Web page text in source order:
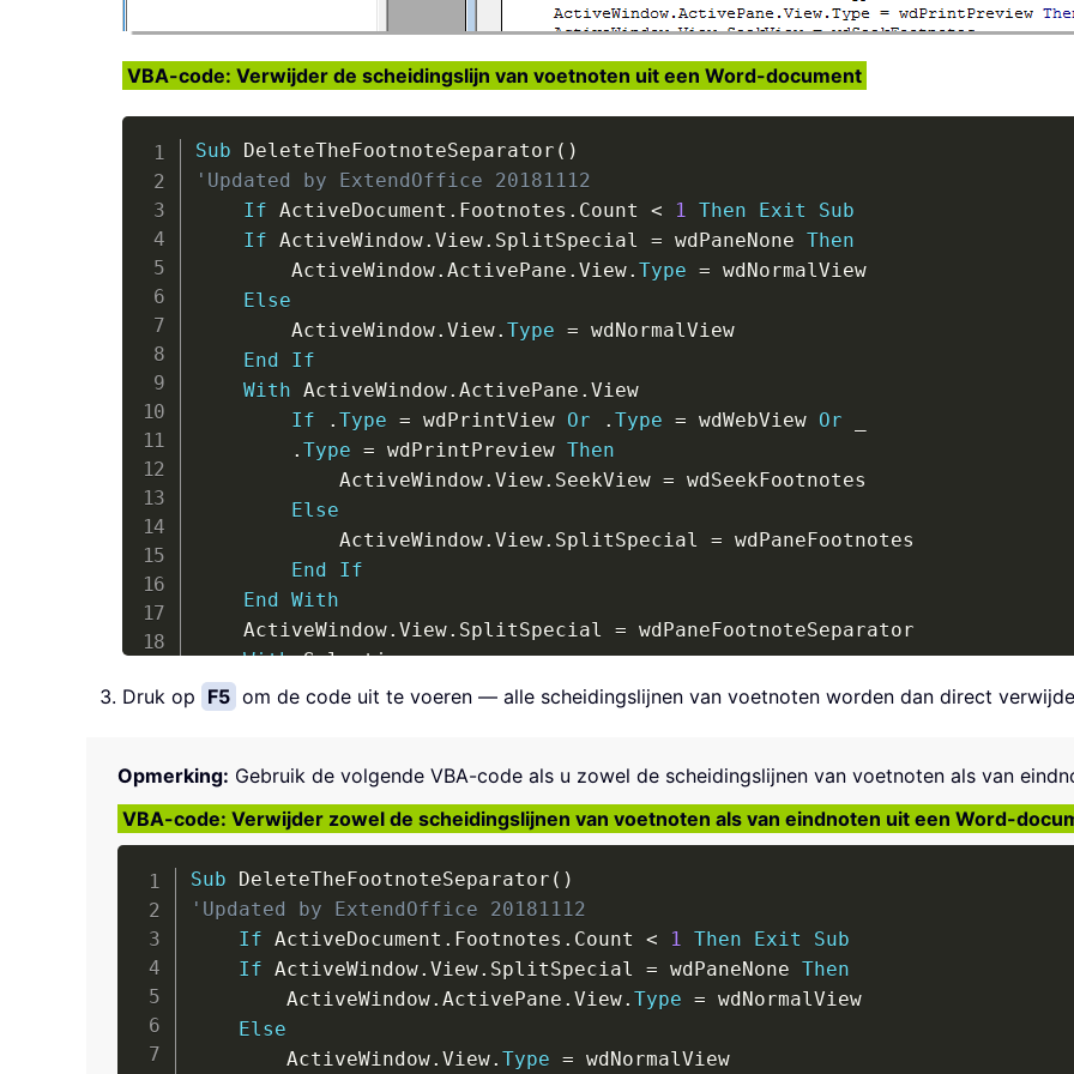
VBA-code: Verwijder de scheidingslijn van voetnoten uit een Word-document
Sub DeleteTheFootnoteSeparator ( )
'Updated by ExtendOffice 20181112
If ActiveDocument . Footnotes . Count < 1 Then Exit
Sub
If ActiveWindow. View. SplitSpecial = wdPaneNone Then
        ActiveWindow
. ActivePane . View. Type = wdNormalView
Else
        ActiveWindow
. View. Type = wdNormalView
End
If
With ActiveWindow. ActivePane . View
If
. Type = wdPrintView Or . Type = wdWebView Or
. Type = wdPrintPreview Then
            ActiveWindow
. View. SeekView = wdSeekFootnotes
Else
            ActiveWindow
. View. SplitSpecial = wdPaneFootnotes
End
If
End
With
    ActiveWindow
. View. SplitSpecial = wdPaneFootnoteSeparator
With Selection
. MoveRight Unit:
wdCharacter
End With
    ActiveWindow
.View.SplitSpecial = wdPaneFootnoteContinuationSeparator
With Selection
.MoveRight Unit:=wdCharacter
.TypeBackspace
.TypeBackspace
With .ParagraphFormat
.LineSpacingRule = wdLineSpaceMultiple
End
With
Druk op F5 om de code uit te voeren — alle scheidingslijnen van voetnoten worden dan direct
Opmerking: Gebruik de volgende VBA-code als u zowel de scheidingslijnen van voetnoten als van
VBA-code: Verwijder zowel de scheidingslijnen van voetnoten als van eindnoten uit een Word-
Sub DeleteTheFootnoteSeparator ( )
'Updated by ExtendOffice 20181112
If ActiveDocument . Footnotes . Count < 1 Then Exit
Sub
If ActiveWindow. View. SplitSpecial = wdPaneNone Then
        ActiveWindow
. ActivePane . View. Type = wdNormalView
Else
        ActiveWindow
. View. Type = wdNormalView